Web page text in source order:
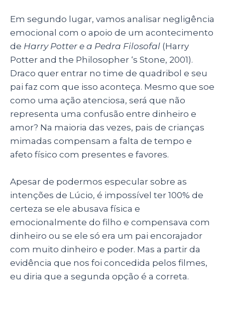
Em segundo lugar, vamos analisar negligência
emocional com o apoio de um acontecimento
de Harry Potter e a Pedra Filosofal (Harry
Potter and the Philosopher ‘s Stone, 2001).
Draco quer entrar no time de quadribol e seu
pai faz com que isso aconteça. Mesmo que soe
como uma ação atenciosa, será que não
representa uma confusão entre dinheiro e
amor? Na maioria das vezes, pais de crianças
mimadas compensam a falta de tempo e
afeto físico com presentes e favores.
Apesar de podermos especular sobre as
intenções de Lúcio, é impossível ter 100% de
certeza se ele abusava física e
emocionalmente do filho e compensava com
dinheiro ou se ele só era um pai encorajador
com muito dinheiro e poder. Mas a partir da
evidência que nos foi concedida pelos filmes,
eu diria que a segunda opção é a correta.